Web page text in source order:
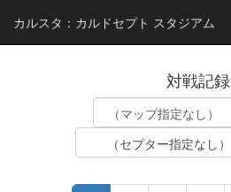
カルスタ：カルドセプト スタジアム
対戦記録
（セプター指定なし）